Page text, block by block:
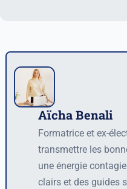
AuteurAïcha Benali
Formatrice et ex-
transmettre les
une énergie
clairs et des guides